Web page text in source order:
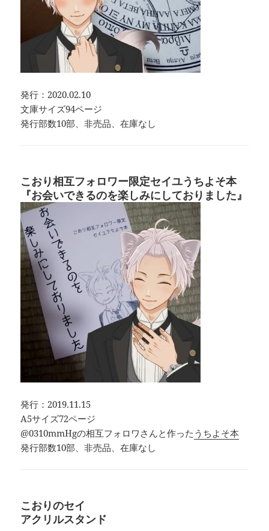
発行：2020.02.10
文庫サイズ94ページ
発行部数10部、非売品、在庫なし
こおり相互フォロワー限定セイユうちよそ本
『お会いできるのを楽しみにしておりました』
発行：2019.11.15
A5サイズ72ページ
@0310mmHgの相互フォロワさんと作った うちよそ本
発行部数10部、非売品、在庫なし
こおりのセイ
アクリルスタンド